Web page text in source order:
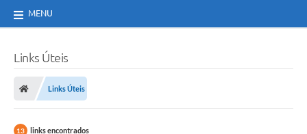
MENU
Links Úteis
Links Úteis
13 links encontrados